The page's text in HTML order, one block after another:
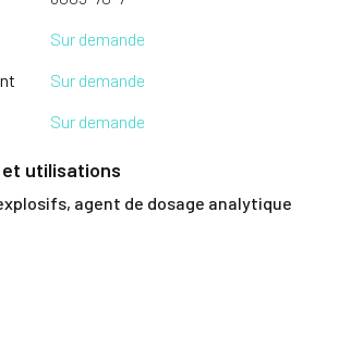
Sur demande
Sur demande
Sur demande
utilisations
agent de dosage analytique